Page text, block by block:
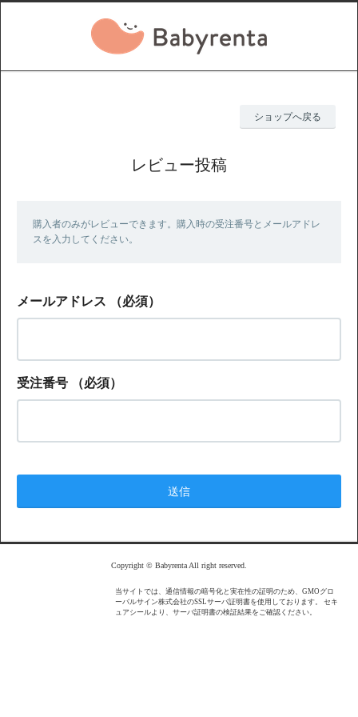
ショップへ戻る
レビュー投稿
購入者のみがレビューできます。購入時の受注番号とメールアドレ
スを入力してください。
メールアドレス （必須）
受注番号 （必須）
Copyright © Babyrenta All right reserved.
当サイトでは、通信情報の暗号化と実在性の証明のため、GMOグロ
ーバルサイン株式会社のSSLサーバ証明書を使用しております。 セキ
ュアシールより、サーバ証明書の検証結果をご確認ください。